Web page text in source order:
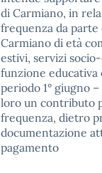
di Carmiano, in
frequenza da
Carmiano di età
estivi, servizi
funzione
periodo 1° giugno
loro un contributo
frequenza, dietro
documentazione
pagamento